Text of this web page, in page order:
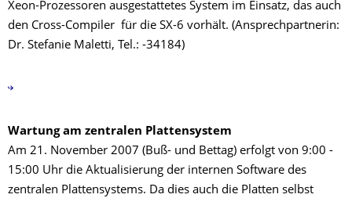
Xeon-Prozessoren ausgestattetes System im Einsatz, das auch
den Cross-Compiler für die SX-6 vorhält. (Ansprechpartnerin:
Dr. Stefanie Maletti, Tel.: -34184)
Wartung am zentralen Plattensystem
Am 21. November 2007 (Buß- und Bettag) erfolgt von 9:00 -
15:00 Uhr die Aktualisierung der internen Software des
zentralen Plattensystems. Da dies auch die Platten selbst